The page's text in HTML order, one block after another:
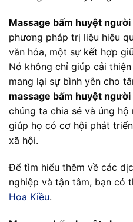
Massage bấm huyệt người
phương pháp trị liệu hiệu
văn hóa, một sự kết hợp
Nó không chỉ giúp cải
mang lại sự bình yên cho
massage bấm huyệt người
chúng ta chia sẻ và ủng
giúp họ có cơ hội phát
xã hội.
Để tìm hiểu thêm về các
nghiệp và tận tâm, bạn có
Hoa Kiều.